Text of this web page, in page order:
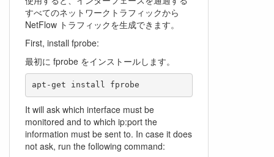
すべてのネットワークトラフィックから
NetFlow トラフィックを生成できます。
First, install fprobe:
最初に fprobe をインストールします。
It will ask which interface must be
monitored and to which ip:port the
information must be sent to. In case it does
not ask, run the following command: